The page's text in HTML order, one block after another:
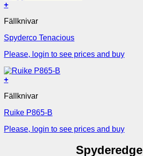
+
Fällknivar
Spyderco Tenacious
Please, login to see prices and buy
+
Fällknivar
Ruike P865-B
Please, login to see prices and buy
Spyderedge